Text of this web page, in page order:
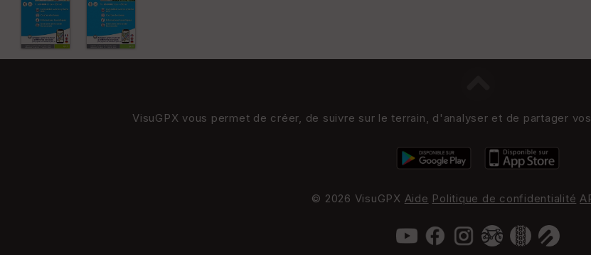
VisuGPX vous permet de créer, de suivre sur le terrain, d'analyser et de partager
© 2026 VisuGPX Aide Politique de confidentialité